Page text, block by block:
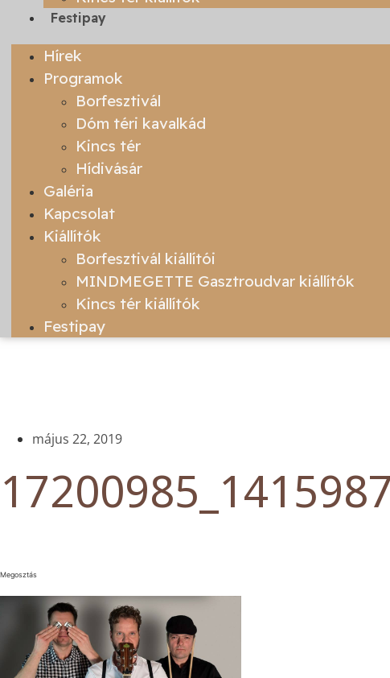
Festipay
Hírek
Programok
Borfesztivál
Dóm téri kavalkád
Kincs tér
Hídivásár
Galéria
Kapcsolat
Kiállítók
Borfesztivál kiállítói
MINDMEGETTE Gasztroudvar kiállítók
Kincs tér kiállítók
Festipay
május 22, 2019
Megosztás